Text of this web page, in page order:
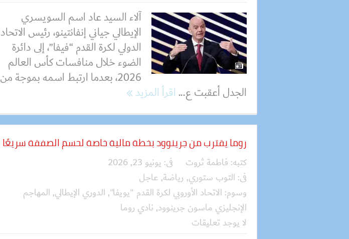
آلاء السيد عاد اسم السويسري
الإيطالي جياني إنفانتينو، رئيس الاتحاد
الدولي لكرة القدم “فيفا”، إلى دائرة
الضوء خلال منافسات كأس العالم
2026، بعدما ارتبط اسمه بموجة من
الجدل أعقبت ع...اقرأ المزيد
روما يقترب من جرينوود بخطة مالية خاصة لحسم الصفقة سريعًا
كتبه: فاطمة ثروت فى: يونيو 23, 2026
فى: التوب ستوري, رياضة, عاجل
وسوم: الاتحاد الأوروبي لكرة القدم "يويفا", الدوري الإيطالي, المهاجم
الإنجليزي ماسون جرينوود, نادي روما
لا يوجد تعليقات